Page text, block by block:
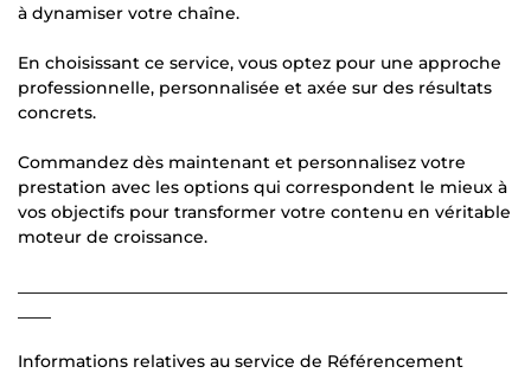
à dynamiser votre chaîne.
En choisissant ce service, vous optez pour une approche
professionnelle, personnalisée et axée sur des résultats
concrets.
Commandez dès maintenant et personnalisez votre
prestation avec les options qui correspondent le mieux à
vos objectifs pour transformer votre contenu en véritable
moteur de croissance.
Informations relatives au service de Référencement